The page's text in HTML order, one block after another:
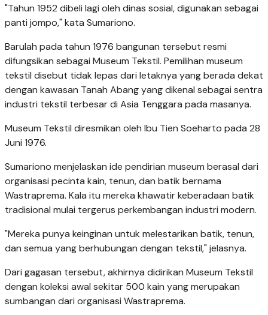
"Tahun 1952 dibeli lagi oleh dinas sosial, digunakan sebagai
panti jompo," kata Sumariono.
Barulah pada tahun 1976 bangunan tersebut resmi
difungsikan sebagai Museum Tekstil. Pemilihan museum
tekstil disebut tidak lepas dari letaknya yang berada dekat
dengan kawasan Tanah Abang yang dikenal sebagai sentra
industri tekstil terbesar di Asia Tenggara pada masanya.
Museum Tekstil diresmikan oleh Ibu Tien Soeharto pada 28
Juni 1976.
Sumariono menjelaskan ide pendirian museum berasal dari
organisasi pecinta kain, tenun, dan batik bernama
Wastraprema. Kala itu mereka khawatir keberadaan batik
tradisional mulai tergerus perkembangan industri modern.
"Mereka punya keinginan untuk melestarikan batik, tenun,
dan semua yang berhubungan dengan tekstil," jelasnya.
Dari gagasan tersebut, akhirnya didirikan Museum Tekstil
dengan koleksi awal sekitar 500 kain yang merupakan
sumbangan dari organisasi Wastraprema.